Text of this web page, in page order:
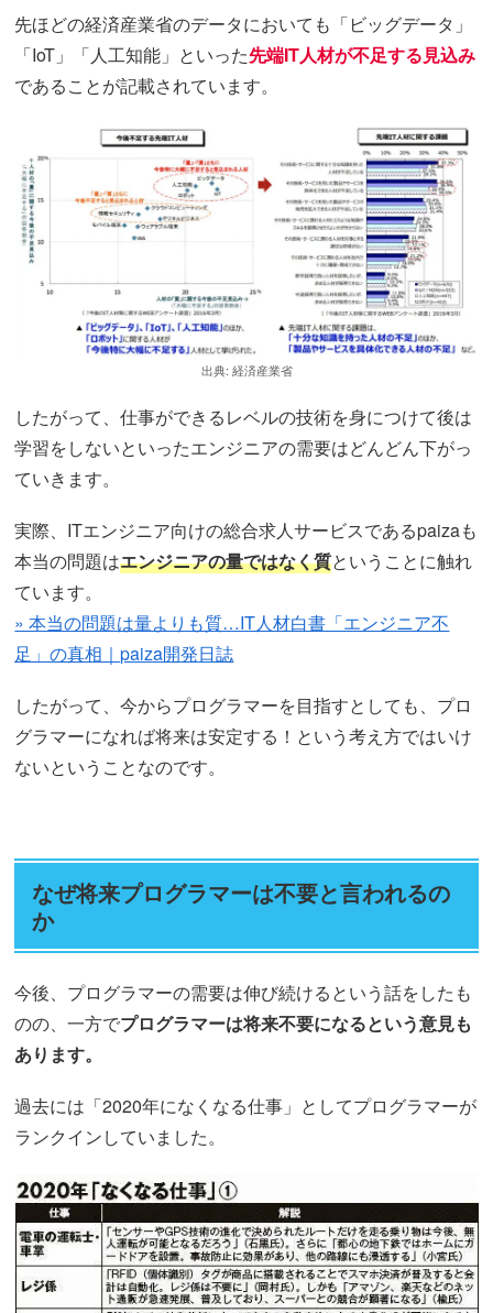
先ほどの経済産業省のデータにおいても「ビッグデータ」
「IoT」「人工知能」といった先端IT人材が不足する見込み
であることが記載されています。
出典: 経済産業省
したがって、仕事ができるレベルの技術を身につけて後は
学習をしないといったエンジニアの需要はどんどん下がっ
ていきます。
実際、ITエンジニア向けの総合求人サービスであるpaizaも
本当の問題はエンジニアの量ではなく質ということに触れ
ています。
» 本当の問題は量よりも質…IT人材白書「エンジニア不
足」の真相｜paiza開発日誌
したがって、今からプログラマーを目指すとしても、プロ
グラマーになれば将来は安定する！という考え方ではいけ
ないということなのです。
なぜ将来プログラマーは不要と言われるの
か
今後、プログラマーの需要は伸び続けるという話をしたも
のの、一方でプログラマーは将来不要になるという意見も
あります。
過去には「2020年になくなる仕事」としてプログラマーが
ランクインしていました。